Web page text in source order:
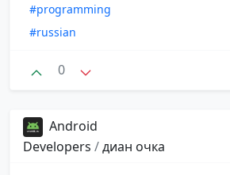
#programming
#russian
0
Android
Developers /диан очка